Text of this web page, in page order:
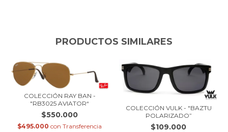
PRODUCTOS SIMILARES
COLECCIÓN RAY BAN -
"RB3025 AVIATOR“
$550.000
$495.000 con Transferencia
COLECCIÓN VULK - "BAZTU
POLARIZADO”
$109.000